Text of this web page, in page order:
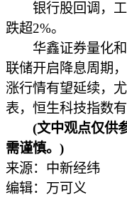
银行股回调，工
跌超2%。
华鑫证券量化和
联储开启降息周期
涨行情有望延续，
表，恒生科技指数
(文中观点仅供
需谨慎。)
来源：中新经纬
编辑：万可义